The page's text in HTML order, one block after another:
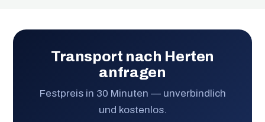
Transport nach Herten
anfragen
Festpreis in 30 Minuten — unverbindlich
und kostenlos.